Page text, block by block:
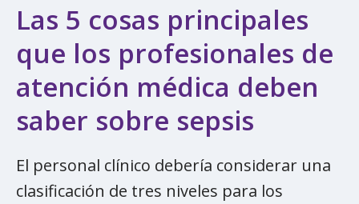
Las 5 cosas principales
que los profesionales de
atención médica deben
saber sobre sepsis
El personal clínico debería considerar una
clasificación de tres niveles para los